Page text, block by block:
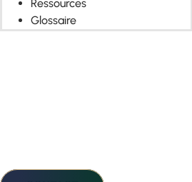
Ressources
Glossaire